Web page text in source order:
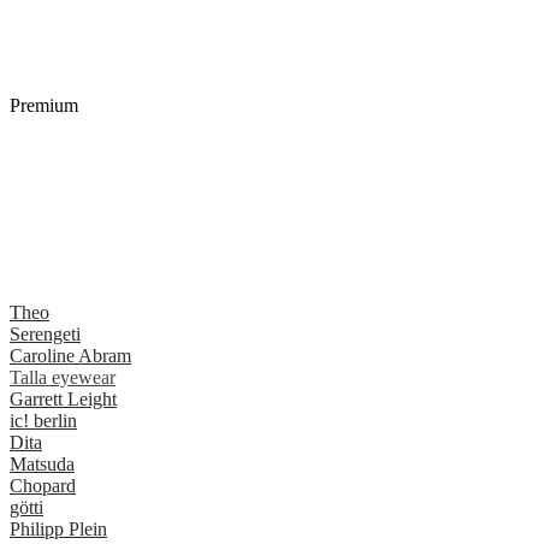
Premium
Theo
Serengeti
Caroline Abram
Talla eyewear
Garrett Leight
ic! berlin
Dita
Matsuda
Chopard
götti
Philipp Plein